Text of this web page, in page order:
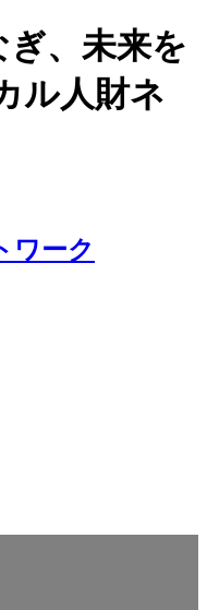
、未来を
ル人財ネ